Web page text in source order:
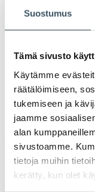
Suostumus
Tämä sivusto
Käytämme
räätälöimiseen,
tukemiseen ja
jaamme
alan
sivustoamme.
tietoja muihin
kerätty, kun olet
2020
2018
2017
Avainsanat